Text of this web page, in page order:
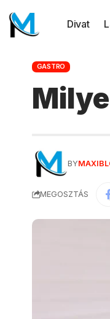
Divat
GASTRO
BY
MEGOSZTÁS